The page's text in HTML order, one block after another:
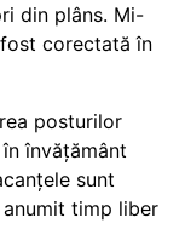
din plâns. Mi-
corectată în
posturilor
învățământ
sunt
timp liber